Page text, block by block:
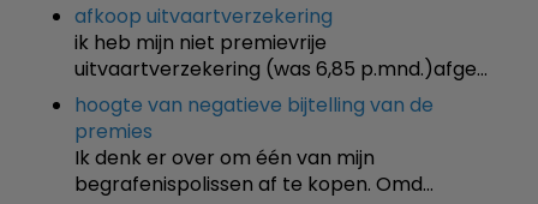
afkoop uitvaartverzekering
ik heb mijn niet premievrije
uitvaartverzekering (was 6,85 p.mnd.)afge…
hoogte van negatieve bijtelling van de
premies
Ik denk er over om één van mijn
begrafenispolissen af te kopen. Omd…